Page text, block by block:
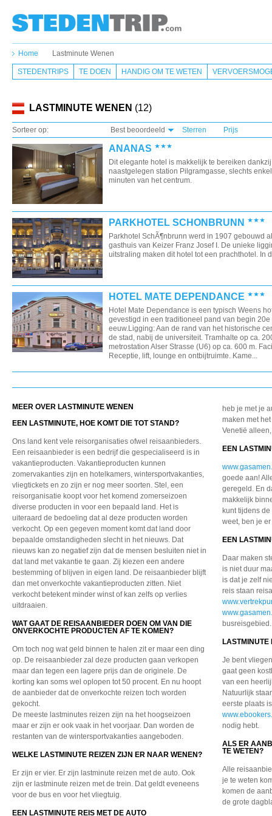
Home Lastminute Wenen
STEDENTRIPS TE DOEN HANDIG OM TE WETEN
LASTMINUTE WENEN (12)
Sorteer op: Best beoordeeld Sterren Prijs
ANANAS
Dit elegante hotel is makkelijk te bereiken
naastgelegen station Pilgramgasse, slechts
minuten van het centrum.
PARKHOTEL SCHONBRUNN
Parkhotel SchÃ¶nbrunn werd in 1907 gebouwd
gasthuis van Keizer Franz Josef I. De unieke
uitstraling maken dit hotel tot een prachthotel. In
HOTEL MATE DEPENDANCE
Hotel Mate Dependance is een typisch Weens
gevestigd in een traditioneel pand van begin 20e
eeuw.Ligging: Aan de rand van het historische
de stad, nabij de universiteit. Tramhalte op ca.
metrostation Alser Strasse (U6) op ca. 600 m.
Receptie, lift, lounge en ontbijtruimte. Kame...
MEER OVER LASTMINUTE WENEN
EEN LASTMINUTE, HOE KOMT DIE TOT STAND?
Ons land kent vele reisorganisaties ofwel reisaanbieders.
Een reisaanbieder is een bedrijf die gespecialiseerd is in
vakantieproducten. Vakantieproducten kunnen
zomervakanties zijn en hotelkamers, wintersportvakanties,
vliegtickets en zo zijn er nog meer soorten. Stel, een
reisorganisatie koopt voor het komend zomerseizoen
diverse producten in voor een bepaald land. Het is
uiteraard de bedoeling dat al deze producten worden
verkocht. Op een gegeven moment komt dat land door
bepaalde omstandigheden slecht in het nieuws. Dat
nieuws kan zo negatief zijn dat de mensen besluiten niet in
dat land met vakantie te gaan. Zij kiezen een andere
bestemming of blijven in eigen land. De reisaanbieder blijft
dan met onverkochte vakantieproducten zitten. Niet
verkocht betekent minder winst of kan zelfs op verlies
uitdraaien.
WAT GAAT DE REISAANBIEDER DOEN OM VAN DIE
ONVERKOCHTE PRODUCTEN AF TE KOMEN?
Om toch nog wat geld binnen te halen zit er maar een ding
op. De reisaanbieder zal deze producten gaan verkopen
maar dan tegen een lagere prijs dan de originele. De
korting kan soms wel oplopen tot 50 procent. En nu hoopt
de aanbieder dat de onverkochte reizen toch worden
gekocht.
De meeste lastminutes reizen zijn na het hoogseizoen
maar er zijn er ook vaak in het voorjaar. Dan worden de
restanten van de wintersportvakanties aangeboden.
WELKE LASTMINUTE REIZEN ZIJN ER NAAR WENEN?
Er zijn er vier. Er zijn lastminute reizen met de auto. Ook
zijn er lastminute reizen met de trein. Dat geldt eveneens
voor de bus en voor het vliegtuig.
EEN LASTMINUTE REIS MET DE AUTO
heb je met je
maken met
Venetië
EEN
goede aan!
geregeld. En
makkelijk
kunt tijdens
weet, ben je
EEN
Daar maken
is niet duur
is dat je zelf
reis staan
busreisgebied.
LASTMINUTE
Je bent
gaat geen
van een
Natuurlijk
eerste plaats
nodig hebt.
ALS ER
TE WETEN?
Alle
je te weten
komen de
de grote